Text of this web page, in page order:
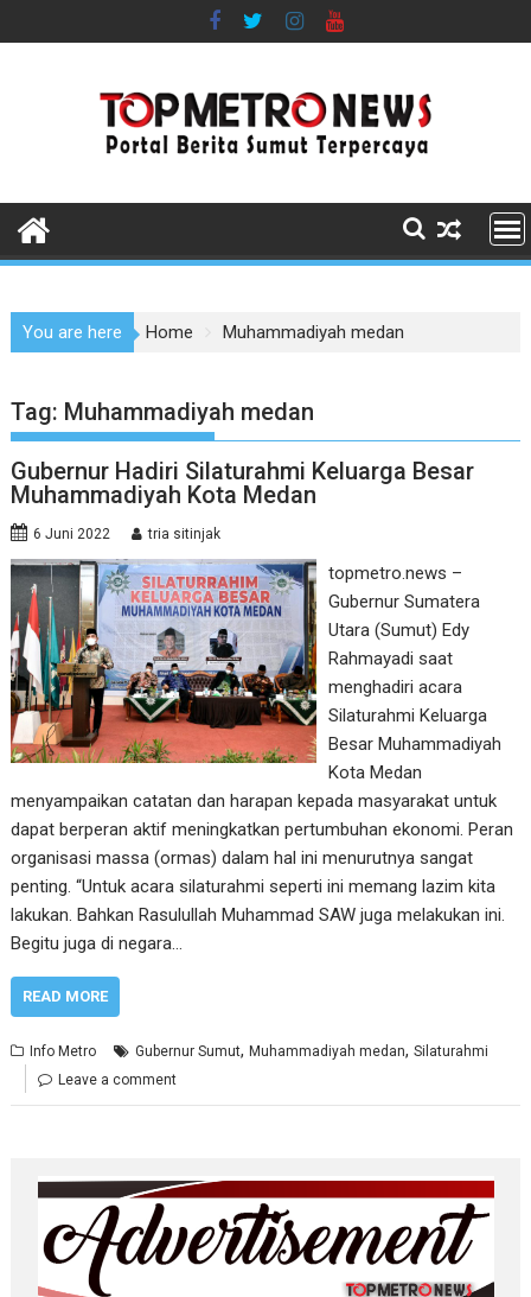
to
You are here Home Muhammadiyah medan
Tag: Muhammadiyah medan
Gubernur Hadiri Silaturahmi Keluarga Besar
Muhammadiyah Kota Medan
6 Juni 2022 tria sitinjak
topmetro.news –
Gubernur Sumatera
Utara (Sumut) Edy
Rahmayadi saat
menghadiri acara
Silaturahmi Keluarga
Besar Muhammadiyah
Kota Medan
menyampaikan catatan dan harapan kepada masyarakat untuk
dapat berperan aktif meningkatkan pertumbuhan ekonomi. Peran
organisasi massa (ormas) dalam hal ini menurutnya sangat
penting. “Untuk acara silaturahmi seperti ini memang lazim kita
lakukan. Bahkan Rasulullah Muhammad SAW juga melakukan ini.
Begitu juga di negara…
READ MORE
Info Metro Gubernur Sumut,Muhammadiyah medan,Silaturahmi
Leave a comment